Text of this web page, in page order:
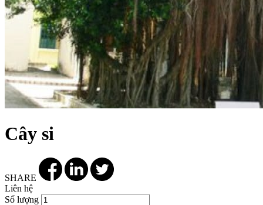
Cây si
SHARE
Liên hệ
Số lượng